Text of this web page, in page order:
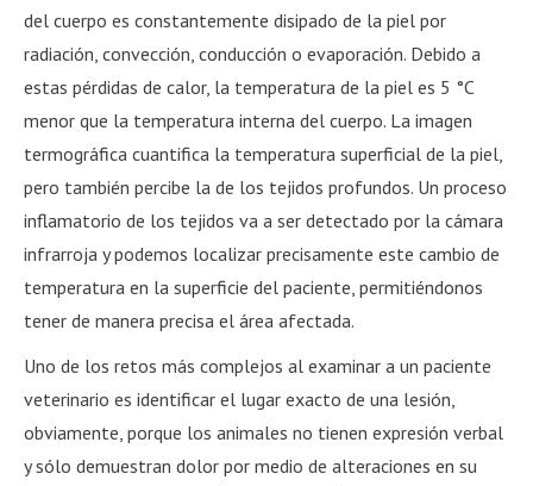
del cuerpo es constantemente disipado de la piel por
radiación, convección, conducción o evaporación. Debido a
estas pérdidas de calor, la temperatura de la piel es 5 °C
menor que la temperatura interna del cuerpo. La imagen
termográfica cuantifica la temperatura superficial de la piel,
pero también percibe la de los tejidos profundos. Un proceso
inflamatorio de los tejidos va a ser detectado por la cámara
infrarroja y podemos localizar precisamente este cambio de
temperatura en la superficie del paciente, permitiéndonos
tener de manera precisa el área afectada.
Uno de los retos más complejos al examinar a un paciente
veterinario es identificar el lugar exacto de una lesión,
obviamente, porque los animales no tienen expresión verbal
y sólo demuestran dolor por medio de alteraciones en su